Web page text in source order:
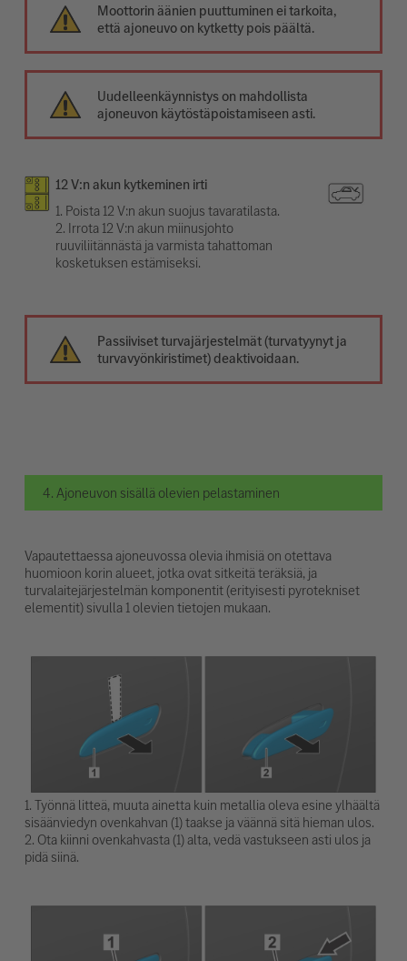
Moottorin äänien puuttuminen ei tarkoita,
että ajoneuvo on kytketty pois päältä.
Uudelleenkäynnistys on mahdollista
ajoneuvon käytöstäpoistamiseen asti.
12 V:n akun kytkeminen irti
1. Poista 12 V:n akun suojus tavaratilasta.
2. Irrota 12 V:n akun miinusjohto
ruuviliitännästä ja varmista tahattoman
kosketuksen estämiseksi.
Passiiviset turvajärjestelmät (turvatyynyt ja
turvavyönkiristimet) deaktivoidaan.
4. Ajoneuvon sisällä olevien pelastaminen
Vapautettaessa ajoneuvossa olevia ihmisiä on otettava
huomioon korin alueet, jotka ovat sitkeitä teräksiä, ja
turvalaitejärjestelmän komponentit (erityisesti pyrotekniset
elementit) sivulla 1 olevien tietojen mukaan.
1. Työnnä litteä, muuta ainetta kuin metallia oleva esine ylhäältä
sisäänviedyn ovenkahvan (1) taakse ja väännä sitä hieman ulos.
2. Ota kiinni ovenkahvasta (1) alta, vedä vastukseen asti ulos ja
pidä siinä.